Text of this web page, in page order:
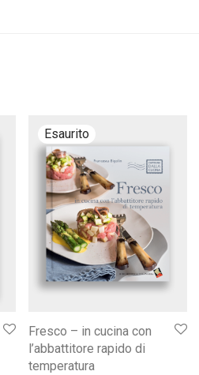
Fresco – in cucina con
l’abbattitore rapido di
temperatura